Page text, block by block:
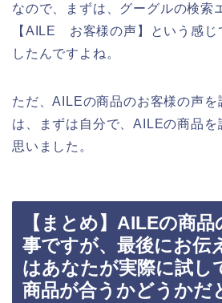
なので、まずは、グーグルの検索
【AILE お客様の声】という感じ
したんですよね。
ただ、AILEの商品のお客様の声を
は、まずは自分で、AILEの商品を
思いました。
【まとめ】AILEの商
事ですが、最後にお伝
はあなたが実際に試し
商品が合うかどうかだ